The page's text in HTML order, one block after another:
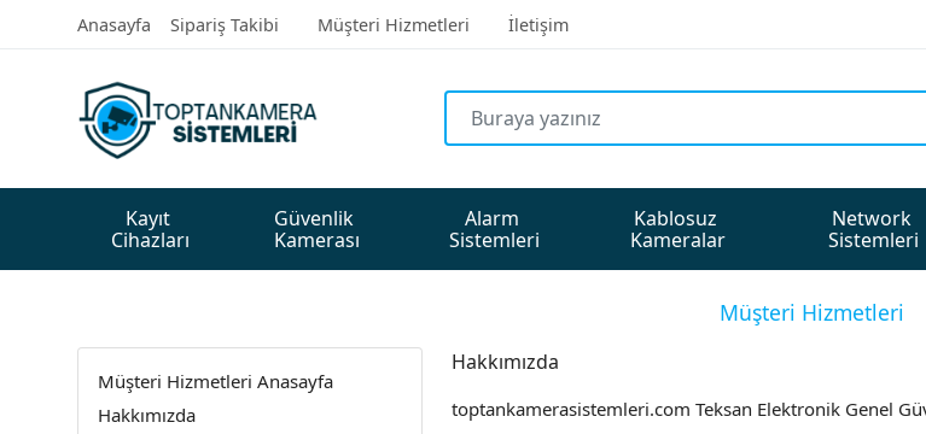
Anasayfa Sipariş Takibi Müşteri Hizmetleri İletişim
Kayıt
Cihazları
Güvenlik
Kamerası
Alarm
Sistemleri
Kablosuz
Kameralar
Network
Sistemleri
Müşteri Hizmetleri
Müşteri Hizmetleri Anasayfa
Hakkımızda
Hakkımızda
toptankamerasistemleri.com Teksan Elektronik Genel